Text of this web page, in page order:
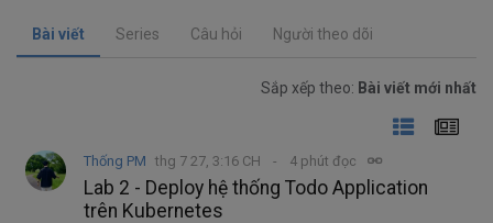
Bài viết Series Câu hỏi Người theo dõi
Sắp xếp theo: Bài viết mới nhất
Thống PM thg 7 27, 3:16 CH 4 phút đọc
Lab 2 - Deploy hệ thống Todo Application
trên Kubernetes